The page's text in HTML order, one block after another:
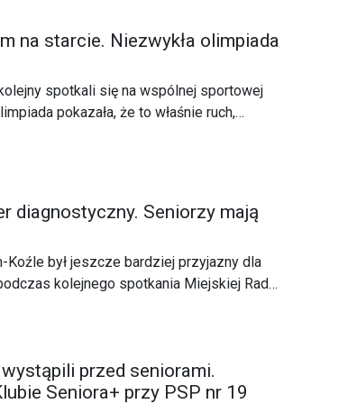
na starcie. Niezwykła olimpiada
spotkali się na wspólnej sportowej
pokazała, że to właśnie ruch,
diagnostyczny. Seniorzy mają
Koźle był jeszcze bardziej przyjazny dla
kolejnego spotkania Miejskiej Rady
przed seniorami.
Seniora+ przy PSP nr 19